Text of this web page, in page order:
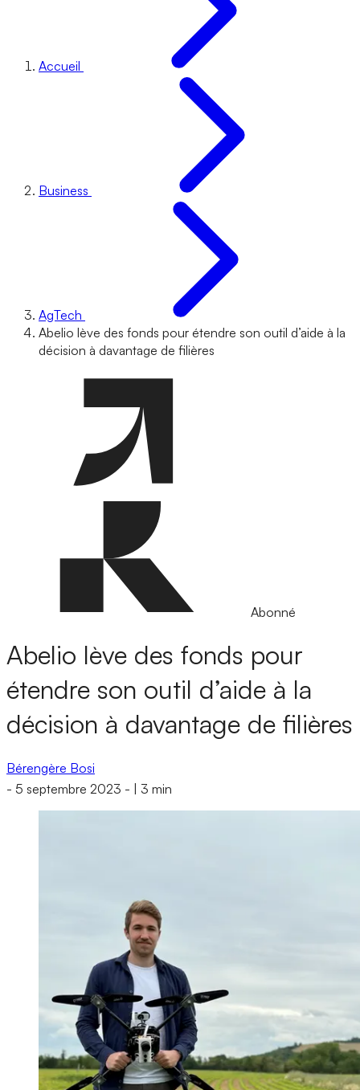
Accueil
Business
AgTech
Abelio lève des fonds pour étendre son outil d’aide à la
décision à davantage de filières
Abonné
Abelio lève des fonds pour
étendre son outil d’aide à la
décision à davantage de filières
Bérengère Bosi
- 5 septembre 2023 - 3 min